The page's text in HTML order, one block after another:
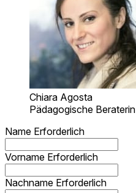
Chiara Agosta
Pädagogische Beraterin
Name Erforderlich
Vorname Erforderlich
Nachname Erforderlich